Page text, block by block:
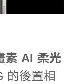
素 AI 柔光
的後置相